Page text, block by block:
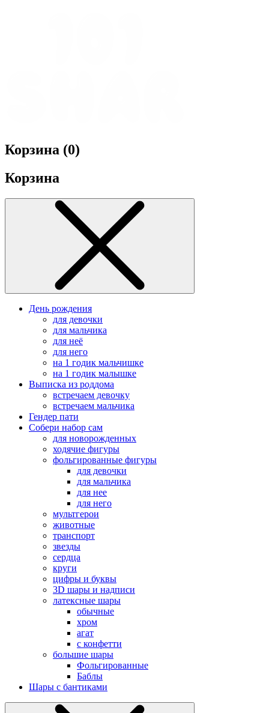
Корзина (0)
Корзина
День рождения
для девочки
для мальчика
для неё
для него
на 1 годик мальчишке
на 1 годик малышке
Выписка из роддома
встречаем девочку
встречаем мальчика
Гендер пати
Собери набор сам
для новорожденных
ходячие фигуры
фольгированные фигуры
для девочки
для мальчика
для нее
для него
мультгерои
животные
транспорт
звезды
сердца
круги
цифры и буквы
3D шары и надписи
латексные шары
обычные
хром
агат
с конфетти
большие шары
Фольгированные
Баблы
Шары с бантиками